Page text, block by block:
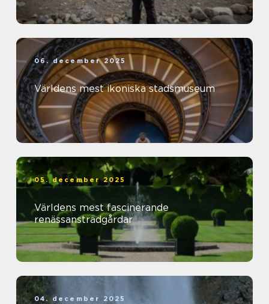
06. december 2025
Världens mest ikoniska stadsmuseum
05. december 2025
Världens mest fascinerande
renässansträdgårdar
04. december 2025